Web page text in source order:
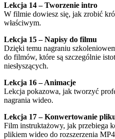
Lekcja 14 – Tworzenie intro
W filmie dowiesz się, jak zrobić
właściwym.
Lekcja 15 – Napisy do filmu
Dzięki temu nagraniu
do filmów, które są szczególnie
niesłyszących.
Lekcja 16 – Animacje
Lekcja pokazowa, jak tworzyć
nagrania wideo.
Lekcja 17 – Konwertowanie
Film instruktażowy, jak przebiega
plikiem wideo do rozszerzenia